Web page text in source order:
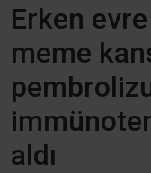
Erken
meme
aldı